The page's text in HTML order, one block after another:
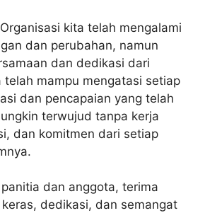
kita telah mengalami
dan perubahan, namun
dan dedikasi dari
telah mampu mengatasi setiap
dan pencapaian yang telah
terwujud tanpa kerja
dan komitmen dari setiap
dan anggota, terima
dedikasi, dan semangat